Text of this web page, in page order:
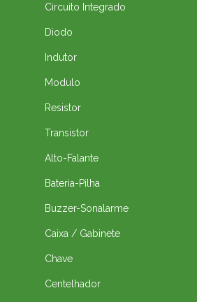
Circuito Integrado
Diodo
Indutor
Modulo
Resistor
Transistor
Alto-Falante
Bateria-Pilha
Buzzer-Sonalarme
Caixa / Gabinete
Chave
Centelhador